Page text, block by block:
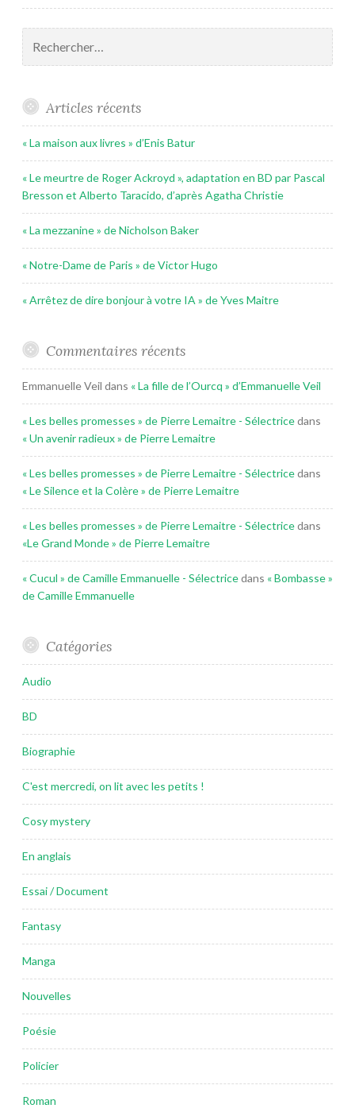
Articles récents
« La maison aux livres » d’Enis Batur
« Le meurtre de Roger Ackroyd », adaptation en BD par Pascal
Bresson et Alberto Taracido, d’après Agatha Christie
« La mezzanine » de Nicholson Baker
« Notre-Dame de Paris » de Victor Hugo
« Arrêtez de dire bonjour à votre IA » de Yves Maitre
Commentaires récents
Emmanuelle Veil dans « La fille de l’Ourcq » d’Emmanuelle Veil
« Les belles promesses » de Pierre Lemaitre - Sélectricedans
« Un avenir radieux » de Pierre Lemaitre
« Les belles promesses » de Pierre Lemaitre - Sélectricedans
« Le Silence et la Colère » de Pierre Lemaitre
« Les belles promesses » de Pierre Lemaitre - Sélectricedans
«Le Grand Monde » de Pierre Lemaitre
« Cucul » de Camille Emmanuelle - Sélectricedans « Bombasse »
de Camille Emmanuelle
Catégories
Audio
BD
Biographie
C'est mercredi, on lit avec les petits !
Cosy mystery
En anglais
Essai / Document
Fantasy
Manga
Nouvelles
Poésie
Policier
Roman